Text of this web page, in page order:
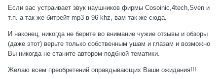
Если вас устраивает звук наушников фирмы Cosoinic,4tech,Sven и
т.п. а так-же битрейт mp3 в 96 khz, вам так-же сюда.
И наконец, никогда не берите во внимание чужие отзывы и обзоры
(даже этот) верьте только собственным ушам и глазам и возможно
Вы никогда не станите автором подбной тематики.
Желаю всем преобретений оправдывающих Ваши ожидания!!!